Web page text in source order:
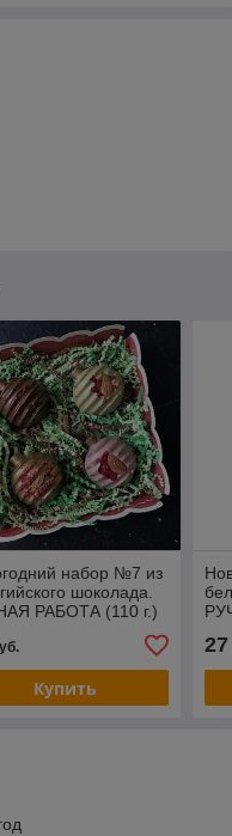
набор №7 из
шоколада.
РАБОТА (110 г.)
Купить
27